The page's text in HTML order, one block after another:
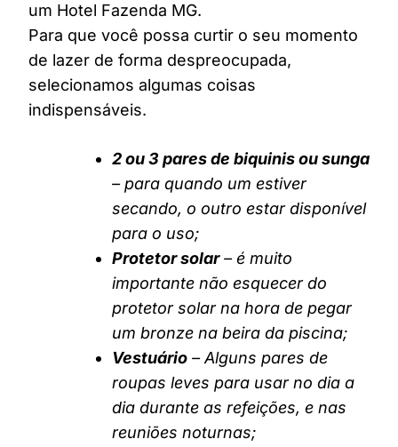
um Hotel Fazenda MG.
Para que você possa curtir o seu momento
de lazer de forma despreocupada,
selecionamos algumas coisas
indispensáveis.
2 ou 3 pares de biquinis ou sunga
– para quando um estiver
secando, o outro estar disponível
para o uso;
Protetor solar– é muito
importante não esquecer do
protetor solar na hora de pegar
um bronze na beira da piscina;
Vestuário – Alguns pares de
roupas leves para usar no dia a
dia durante as refeições, e nas
reuniões noturnas;